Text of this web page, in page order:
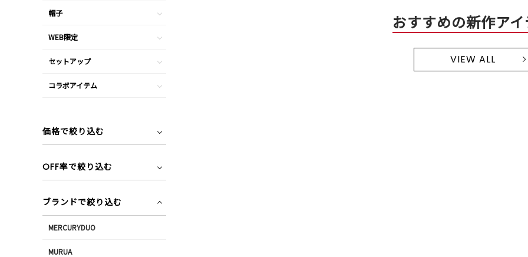
おすすめの新作ア
VIEW ALL
帽子
WEB限定
セットアップ
コラボアイテム
価格で絞り込む
OFF率で絞り込む
ブランドで絞り込む
MERCURYDUO
MURUA